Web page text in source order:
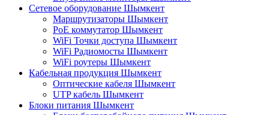
Сетевое оборудование Шымкент
Маршрутизаторы Шымкент
PoE коммутатор Шымкент
WiFi Точки доступа Шымкент
WiFi Радиомосты Шымкент
WiFi роутеры Шымкент
Кабельная продукция Шымкент
Оптические кабеля Шымкент
UTP кабель Шымкент
Блоки питания Шымкент